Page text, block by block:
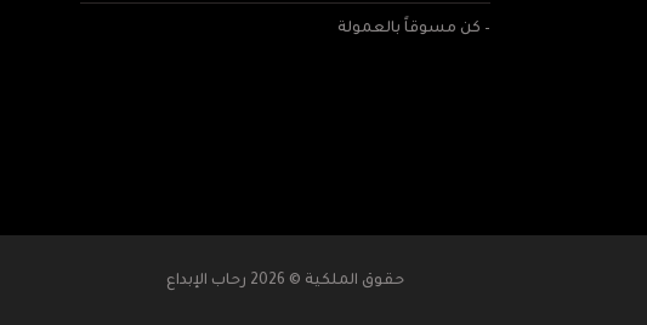
– كن مسوقاً بالعمولة
حقوق الملكية © 2026 رحاب الإبداع